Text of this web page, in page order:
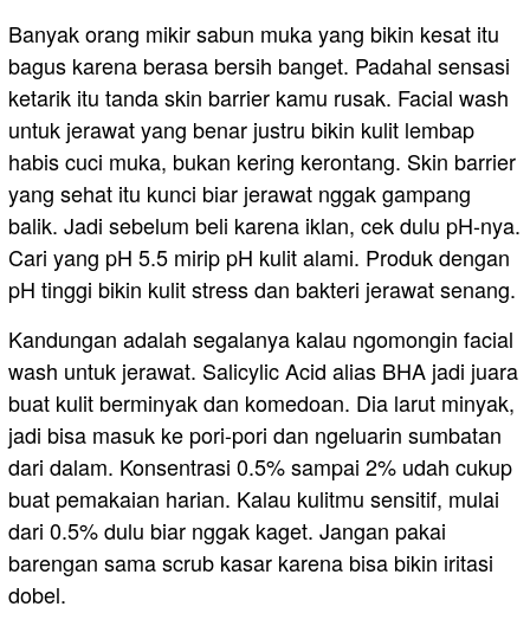
Banyak orang mikir sabun muka yang bikin kesat itu
bagus karena berasa bersih banget. Padahal sensasi
ketarik itu tanda skin barrier kamu rusak. Facial wash
untuk jerawat yang benar justru bikin kulit lembap
habis cuci muka, bukan kering kerontang. Skin barrier
yang sehat itu kunci biar jerawat nggak gampang
balik. Jadi sebelum beli karena iklan, cek dulu pH-nya.
Cari yang pH 5.5 mirip pH kulit alami. Produk dengan
pH tinggi bikin kulit stress dan bakteri jerawat senang.
Kandungan adalah segalanya kalau ngomongin facial
wash untuk jerawat. Salicylic Acid alias BHA jadi juara
buat kulit berminyak dan komedoan. Dia larut minyak,
jadi bisa masuk ke pori-pori dan ngeluarin sumbatan
dari dalam. Konsentrasi 0.5% sampai 2% udah cukup
buat pemakaian harian. Kalau kulitmu sensitif, mulai
dari 0.5% dulu biar nggak kaget. Jangan pakai
barengan sama scrub kasar karena bisa bikin iritasi
dobel.